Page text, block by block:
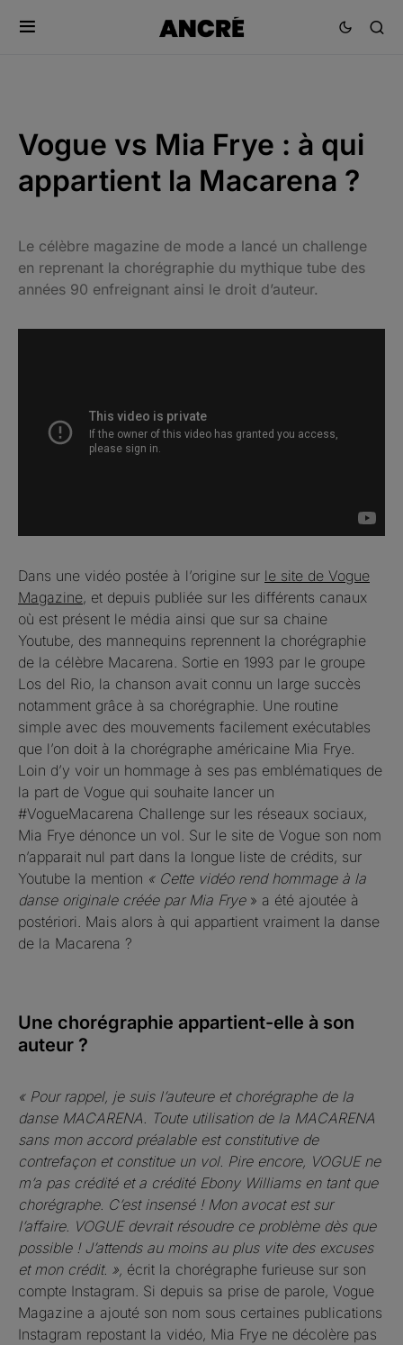
Vogue vs Mia Frye : à qui
appartient la Macarena ?
Le célèbre magazine de mode a lancé un challenge
en reprenant la chorégraphie du mythique tube des
années 90 enfreignant ainsi le droit d’auteur.
Dans une vidéo postée à l’origine sur le site de Vogue
Magazine, et depuis publiée sur les différents canaux
où est présent le média ainsi que sur sa chaine
Youtube, des mannequins reprennent la chorégraphie
de la célèbre Macarena. Sortie en 1993 par le groupe
Los del Rio, la chanson avait connu un large succès
notamment grâce à sa chorégraphie. Une routine
simple avec des mouvements facilement exécutables
que l’on doit à la chorégraphe américaine Mia Frye.
Loin d’y voir un hommage à ses pas emblématiques de
la part de Vogue qui souhaite lancer un
#VogueMacarena Challenge sur les réseaux sociaux,
Mia Frye dénonce un vol. Sur le site de Vogue son nom
n’apparait nul part dans la longue liste de crédits, sur
Youtube la mention « Cette vidéo rend hommage à la
danse originale créée par Mia Frye» a été ajoutée à
postériori. Mais alors à qui appartient vraiment la danse
de la Macarena ?
Une chorégraphie appartient-elle à son
auteur ?
« Pour rappel, je suis l’auteure et chorégraphe de la
danse MACARENA. Toute utilisation de la MACARENA
sans mon accord préalable est constitutive de
contrefaçon et constitue un vol. Pire encore, VOGUE ne
m’a pas crédité et a crédité Ebony Williams en tant que
chorégraphe. C’est insensé ! Mon avocat est sur
l’affaire. VOGUE devrait résoudre ce problème dès que
possible ! J’attends au moins au plus vite des excuses
et mon crédit. », écrit la chorégraphe furieuse sur son
compte Instagram. Si depuis sa prise de parole, Vogue
Magazine a ajouté son nom sous certaines publications
Instagram repostant la vidéo, Mia Frye ne décolère pas